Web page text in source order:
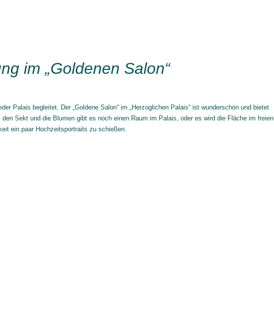
im „Goldenen Salon“
Palais begleitet. Der „Goldene Salon“ im „Herzoglichen Palais“ ist wunderschön und bietet
Sekt und die Blumen gibt es noch einen Raum im Palais, oder es wird die Fläche im freien
ein paar Hochzeitsportraits zu schießen.